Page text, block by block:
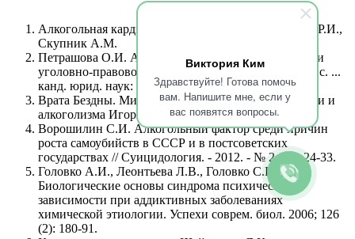
Виктория Ким
Здравствуйте! Готова помочь
вам. Напишите мне, если у
вас появятся вопросы.
Алкогольная кардиомиопатия Дзяк В.Н., Микунис Р.И.,
Скупник А.М.
Петрашова О.И. Алкоголизм: криминологический и
уголовно-правовой аспекты проблемы: автореф. дис. ...
канд. юрид. наук: Саратов, 2004. 23 с.
Врата Бездны. Мистические механизмы наркомании и
алкоголизма Игорь Исаев
Ворошилин С.И. Алкогольный фактор среди причин
роста самоубийств в СССР и в постсоветских
государствах // Суицидология. - 2012. - № 2. - С. 24-33.
Головко А.И., Леонтьева Л.В., Головко С.И.
Биологические основы синдрома психической
зависимости при аддиктивных заболеваниях
химической этиологии. Успехи соврем. биол. 2006; 126
(2): 180-91.